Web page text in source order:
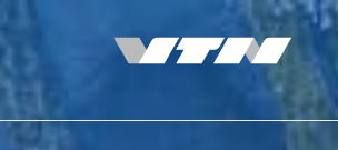
к
содержанию